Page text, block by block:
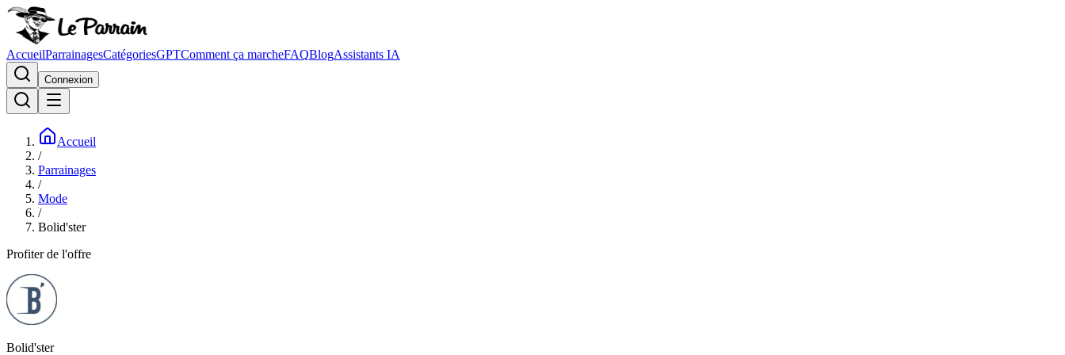
AccueilParrainagesCatégoriesGPTComment ça marcheFAQBlogAssistants IA
Connexion
Accueil
/
Parrainages
/
Mode
/
Bolid'ster
Profiter de l'offre
Bolid'ster